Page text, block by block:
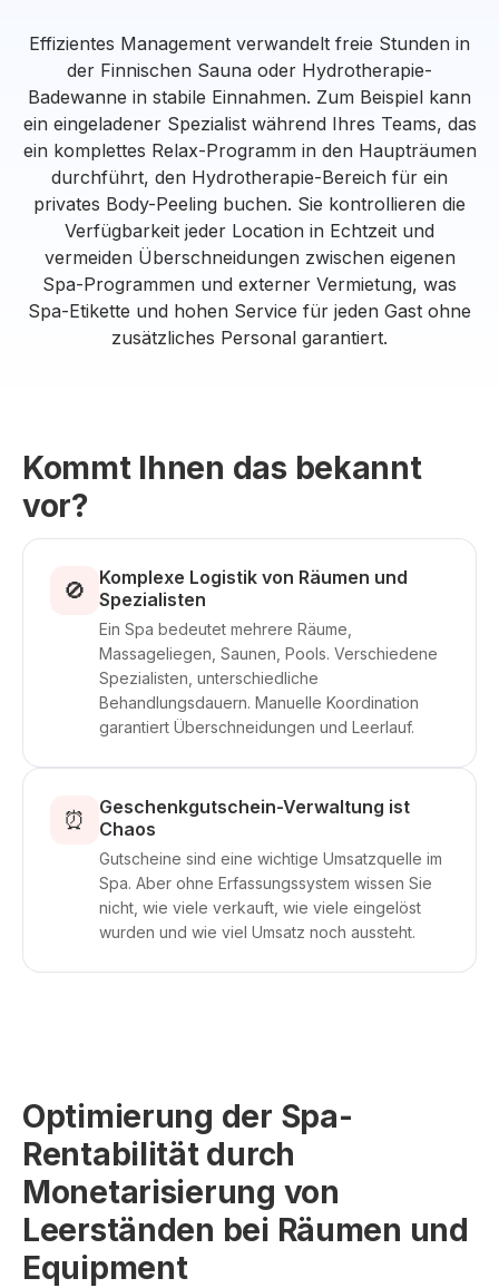
Effizientes Management verwandelt freie Stunden in
der Finnischen Sauna oder Hydrotherapie-
Badewanne in stabile Einnahmen. Zum Beispiel kann
ein eingeladener Spezialist während Ihres Teams, das
ein komplettes Relax-Programm in den Haupträumen
durchführt, den Hydrotherapie-Bereich für ein
privates Body-Peeling buchen. Sie kontrollieren die
Verfügbarkeit jeder Location in Echtzeit und
vermeiden Überschneidungen zwischen eigenen
Spa-Programmen und externer Vermietung, was
Spa-Etikette und hohen Service für jeden Gast ohne
zusätzliches Personal garantiert.
Kommt Ihnen das bekannt
vor?
🚫
Komplexe Logistik von Räumen und
Spezialisten
Ein Spa bedeutet mehrere Räume,
Massageliegen, Saunen, Pools. Verschiedene
Spezialisten, unterschiedliche
Behandlungsdauern. Manuelle Koordination
garantiert Überschneidungen und Leerlauf.
⏰
Geschenkgutschein-Verwaltung ist
Chaos
Gutscheine sind eine wichtige Umsatzquelle im
Spa. Aber ohne Erfassungssystem wissen Sie
nicht, wie viele verkauft, wie viele eingelöst
wurden und wie viel Umsatz noch aussteht.
Optimierung der Spa-
Rentabilität durch
Monetarisierung von
Leerständen bei Räumen und
Equipment